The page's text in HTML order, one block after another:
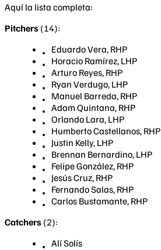
Aquí la lista completa:
Pitchers (14):
Eduardo Vera, RHP
Horacio Ramírez, LHP
Arturo Reyes, RHP
Ryan Verdugo, LHP
Manuel Barreda, RHP
Adam Quintana, RHP
Orlando Lara, LHP
Humberto Castellanos, RHP
Justin Kelly, LHP
Brennan Bernardino, LHP
Felipe González, RHP
Jesús Cruz, RHP
Fernando Salas, RHP
Carlos Bustamante, RHP
Catchers (2):
Alí Solís